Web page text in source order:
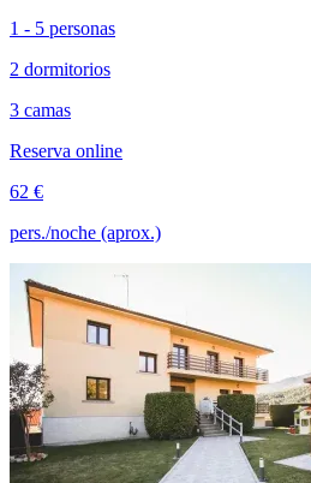
1 - 5 personas
2 dormitorios
3 camas
Reserva online
62 €
pers./noche (aprox.)